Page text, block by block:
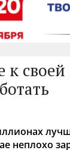
своей
неплохо